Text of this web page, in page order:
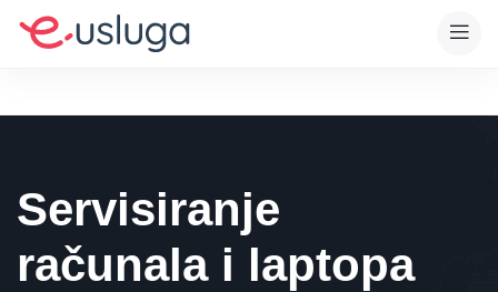
Servisiranje
računala i laptopa